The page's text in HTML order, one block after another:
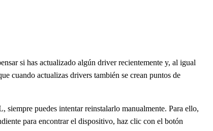
si has actualizado algún driver recientemente y, al igual
cuando actualizas drivers también se crean puntos de
puedes intentar reinstalarlo manualmente. Para ello,
para encontrar el dispositivo, haz clic con el botón